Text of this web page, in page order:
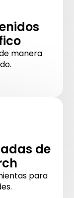
manera
de
para